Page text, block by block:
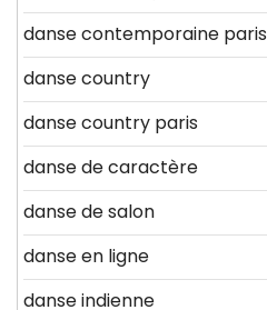
danse contemporaine paris
danse country
danse country paris
danse de caractère
danse de salon
danse en ligne
danse indienne